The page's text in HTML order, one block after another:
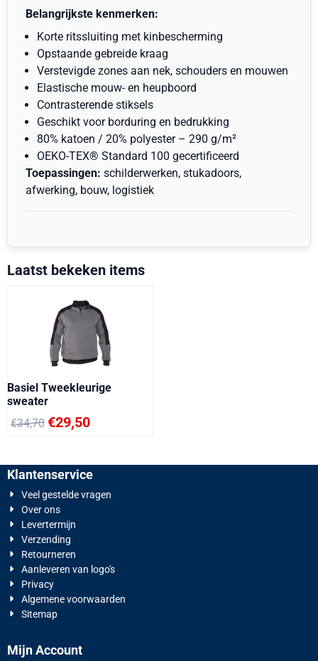
Belangrijkste kenmerken:
Korte ritssluiting met kinbescherming
Opstaande gebreide kraag
Verstevigde zones aan nek, schouders en mouwen
Elastische mouw- en heupboord
Contrasterende stiksels
Geschikt voor borduring en bedrukking
80% katoen / 20% polyester – 290 g/m²
OEKO-TEX® Standard 100 gecertificeerd
Toepassingen: schilderwerken, stukadoors,
afwerking, bouw, logistiek
Laatst bekeken items
Basiel Tweekleurige
sweater
€34,70 €29,50
Klantenservice
Veel gestelde vragen
Over ons
Levertermijn
Verzending
Retourneren
Aanleveren van logo's
Privacy
Algemene voorwaarden
Sitemap
Mijn Account